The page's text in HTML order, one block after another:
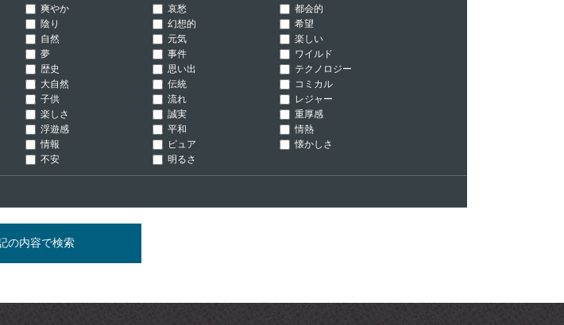
爽やか 哀愁
都会的
陰り 幻想的
希望
自然 元気
楽しい
夢 事件
ワイルド
歴史 思い出
テクノロジー
大自然 伝統
コミカル
子供 流れ
レジャー
楽しさ 誠実
重厚感
浮遊感 平和
情熱
情報 ピュア
懐かしさ
不安 明るさ